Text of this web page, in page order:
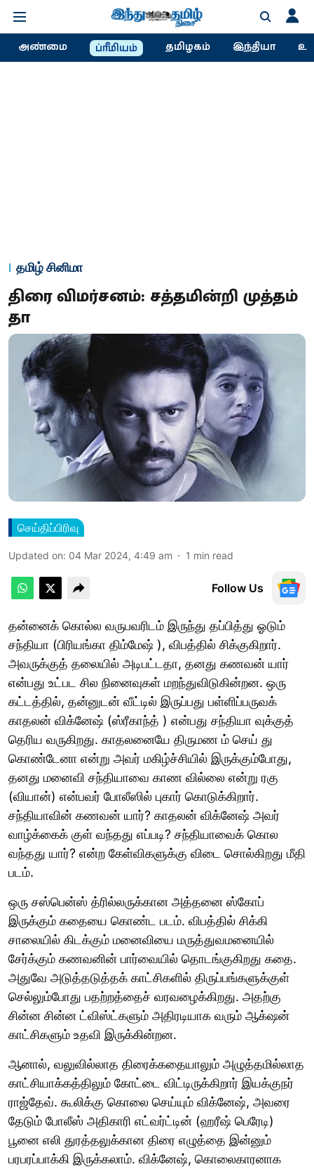
அண்மை ப்ரீமியம் தமிழகம் இந்தியா
தமிழ் சினிமா
திரை விமர்சனம்: சத்தமின்றி முத்தம்
தா
செய்திப்பிரிவு
Updated on: 04 Mar 2024, 4:49 am 1 min read
Follow Us
தன்னைக் கொல்ல வருபவரிடம் இருந்து தப்பித்து ஓடும்
சந்தியா (பிரியங்கா திம்மேஷ் ), விபத்தில் சிக்குகிறார்.
அவருக்குத் தலையில் அடிபட்டதா, தனது கணவன் யார்
என்பது உட்பட சில நினைவுகள் மறந்துவிடுகின்றன. ஒரு
கட்டத்தில், தன்னுடன் வீட்டில் இருப்பது பள்ளிப்பருவக்
காதலன் விக்னேஷ் (ஸ்ரீகாந்த் ) என்பது சந்தியா வுக்குத்
தெரிய வருகிறது. காதலனையே திருமண ம் செய் து
கொண்டேனா என்று அவர் மகிழ்ச்சியில் இருக்கும்போது,
தனது மனைவி சந்தியாவை காண வில்லை என்று ரகு
(வியான்) என்பவர் போலீஸில் புகார் கொடுக்கிறார்.
சந்தியாவின் கணவன் யார்? காதலன் விக்னேஷ் அவர்
வாழ்க்கைக் குள் வந்தது எப்படி? சந்தியாவைக் கொல
வந்தது யார்? என்ற கேள்விகளுக்கு விடை சொல்கிறது மீதி
படம்.
ஒரு சஸ்பென்ஸ் த்ரில்லருக்கான அத்தனை ஸ்கோப்
இருக்கும் கதையை கொண்ட படம். விபத்தில் சிக்கி
சாலையில் கிடக்கும் மனைவியை மருத்துவமனையில்
சேர்க்கும் கணவனின் பார்வையில் தொடங்குகிறது கதை.
அதுவே அடுத்தடுத்தக் காட்சிகளில் திருப்பங்களுக்குள்
செல்லும்போது பதற்றத்தைச் வரவழைக்கிறது. அதற்கு
சின்ன சின்ன ட்விஸ்ட்களும் அதிரடியாக வரும் ஆக்‌ஷன்
காட்சிகளும் உதவி இருக்கின்றன.
ஆனால், வலுவில்லாத திரைக்கதையாலும் அழுத்தமில்லாத
காட்சியாக்கத்திலும் கோட்டை விட்டிருக்கிறார் இயக்குநர்
ராஜ்தேவ். கூலிக்கு கொலை செய்யும் விக்னேஷ், அவரை
தேடும் போலீஸ் அதிகாரி எட்வர்ட்டின் (ஹரீஷ் பெரேடி)
பூனை எலி துரத்தலுக்கான திரை எழுத்தை இன்னும்
பரபரப்பாக்கி இருக்கலாம். விக்னேஷ், கொலைகாரனாக